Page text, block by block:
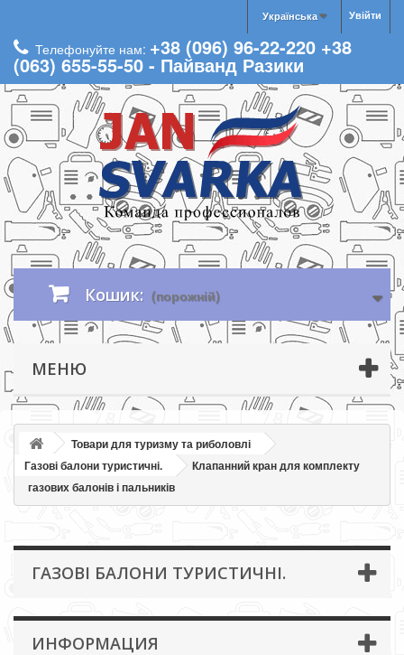
Увійти
Українська
Телефонуйте нам: +38 (096) 96-22-220 +38
(063) 655-55-50 - Пайванд Разики
Кошик: (порожній)
МЕНЮ
Товари для туризму та риболовлі
Газові балони туристичні.
Клапанний кран для комплекту
газових балонів і пальників
ГАЗОВІ БАЛОНИ ТУРИСТИЧНІ.
ИНФОРМАЦИЯ